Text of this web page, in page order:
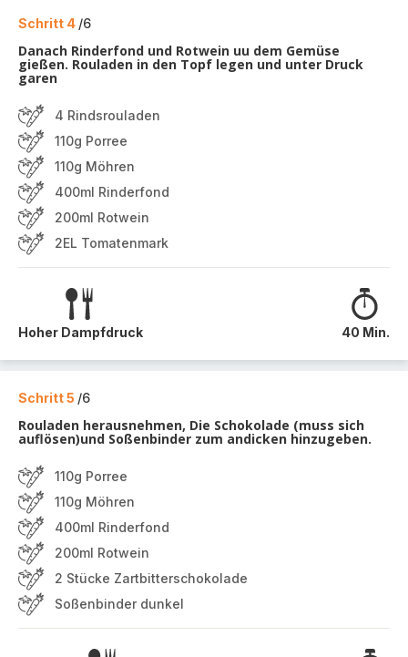
Schritt 4 /6
Danach Rinderfond und Rotwein uu dem Gemüse
gießen. Rouladen in den Topf legen und unter Druck
garen
4 Rindsrouladen
110g Porree
110g Möhren
400ml Rinderfond
200ml Rotwein
2EL Tomatenmark
Hoher Dampfdruck 40 Min.
Schritt 5 /6
Rouladen herausnehmen, Die Schokolade (muss sich
auflösen)und Soßenbinder zum andicken hinzugeben.
110g Porree
110g Möhren
400ml Rinderfond
200ml Rotwein
2 Stücke Zartbitterschokolade
Soßenbinder dunkel